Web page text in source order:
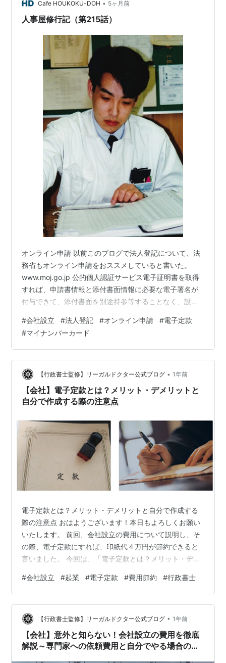
な手順でインストールし、署名するのかは理解している
つもりであった。 アプリのインストールと署名…
Cafe HOUKOKU-DOH • 5ヶ月前
人事屋修行記（第215話）
オンライン申請 以前このブログで法人登記について、法
務省もオンライン申請をおススメしていると書いた。
www.moj.go.jp 公的個人認証サービス電子証明書を取得
すれば、申請書情報と添付書面情報に必要な電子署名が
付与できて、添付書面を別途持参等することなく、設立
である。 その前提条件となっているのが、「公的個人認
証サービス電子証明書を取得」することである。どうい
うものか？ www.jpki.go.jp 電子証明書とは「マイナンバ
ーカード」に載っていて２つの機能がある。 ■署名用の
電子証明書 「作成・送信した電子文書が、だれが作成し
た真正なも…
#会社設立 #法人登記 #オンライン申請 #電子定款
#マイナンバーカード
【行政書士監修】リーガルドクター公式ブログ • 1年前
【会社】電子定款とは？メリット・デメリットと
自分で作成する際の注意点
電子定款とは？メリット・デメリットと自分で作成する
際の注意点 おはようございます！本日もよろしくお願い
いたします。 前回、会社設立の費用について説明し、そ
の際、電子定款にすれば、印紙代４万円が節約できると
言いました。 今回は、「電子定款とは？メリット・デメ
定款の基本的な知識から、起業家が自分で作成する際の
具体的な注意点までを詳しく解説します。 定款 会社を設
立する際、避けて通れないのが「定款（ていかん）」の
作成です。定款とは、会社の目的、商号、本店所在地、
資本金など、会社の基本原則を定めた、いわば「会社の
憲法」のようなものです。 この定款には、…
#会社設立 #起業 #電子定款 #費用節約 #行政書士
【行政書士監修】リーガルドクター公式ブログ • 1年前
【会社】意外と知らない！会社設立の費用を徹底
解説～専門家への依頼費用と自分でやる場合の比